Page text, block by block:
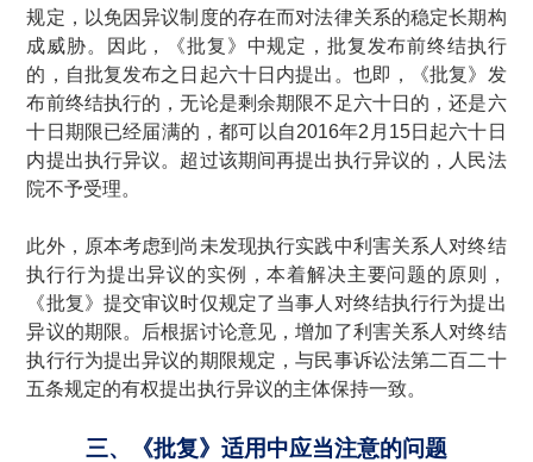
规定，以免因异议制度的存在而对法律关系的稳定长期构
成威胁。因此，《批复》中规定，批复发布前终结执行
的，自批复发布之日起六十日内提出。也即，《批复》发
布前终结执行的，无论是剩余期限不足六十日的，还是六
十日期限已经届满的，都可以自2016年2 月 15日起六十日
内提出执行异议。超过该期间再提出执行异议的，人民法
院不予受理。
此外，原本考虑到尚未发现执行实践中利害关系人对终结
执行行为提出异议的实例，本着解决主要问题的原则，
《批复》提交审议时仅规定了当事人对终结执行行为提出
异议的期限。后根据讨论意见，增加了利害关系人对终结
执行行为提出异议的期限规定，与民事诉讼法第二百二十
五条规定的有权提出执行异议的主体保持一致。
三、《批复》适用中应当注意的问题